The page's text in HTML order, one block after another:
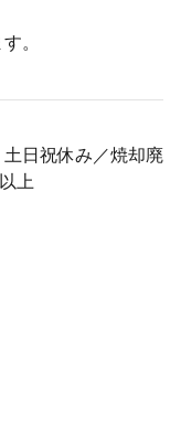
。
土日祝休み／焼却廃
上